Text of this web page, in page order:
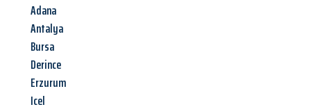
Adana
Antalya
Bursa
Derince
Erzurum
Icel